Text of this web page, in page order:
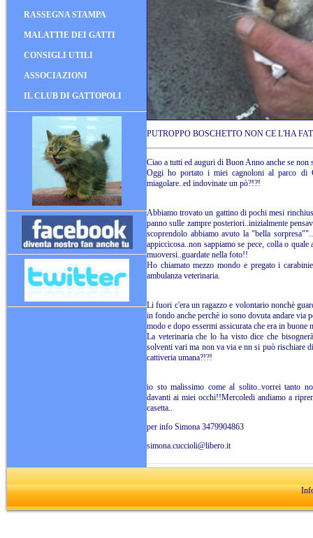
RASSEGNA STAMPA
MALATTIE DEI GATTI
CONSIGLI UTILI
ASSOCIAZIONI
IL CLUB DI GATTOPOLI
PUTROPPO BOSCHETTO NON CE L'HA
Ciao a tutti ed auguri di Buon Anno anche se
Oggi ho portato i miei cagnoloni al parco di
miagolare..ed indovinate un pò?!?!
Abbiamo trovato un gattino di pochi mesi
panno sulle zampre posteriori..inizialmente
scoprendolo abbiamo avuto la "bella
appiccicosa..non sappiamo se pece, colla o
muoversi..guardate nella foto!!
Ho chiamato mezzo mondo e pregato i
ambulanza veterinaria.
Li fuori c'era un ragazzo e volontario nonchè
in fondo anche perchè io sono dovuta andare via
modo e dopo essermi assicurata che era in
La veterinaria che lo ha visto dice che
solventi vari ma non va via e nn si può rischiare
cattiveria umana?!?!
io sto malissimo come al solito..vorrei tanto
davanti ai miei occhi!!Mercoledi andiamo a
casetta..
per info Simona 3479904863
simona.cuccioli@libero.it